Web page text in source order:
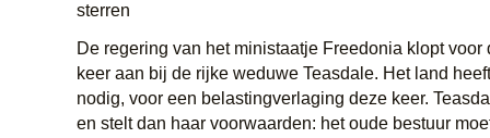
De regering van het ministaatje Freedonia klopt voor
keer aan bij de rijke weduwe Teasdale. Het land
nodig, voor een belastingverlaging deze keer.
en stelt dan haar voorwaarden: het oude bestuur